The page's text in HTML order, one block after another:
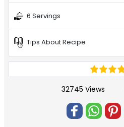
6 Servings
Tips About Recipe
32745 Views